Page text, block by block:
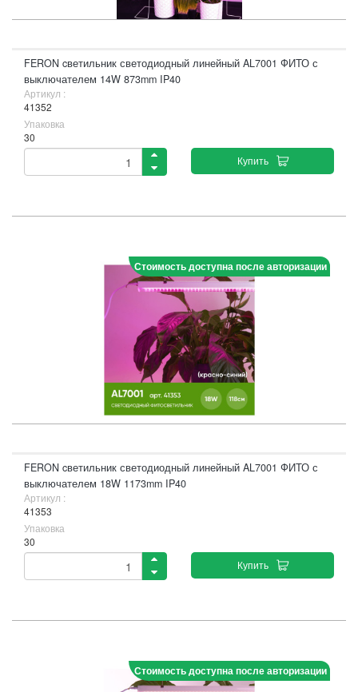
FERON cветильник светодиодный линейный AL7001 ФИТО с
выключателем 14W 873mm IP40
Артикул :
41352
Упаковка
30
Купить
Стоимость доступна после авторизации
FERON cветильник светодиодный линейный AL7001 ФИТО с
выключателем 18W 1173mm IP40
Артикул :
41353
Упаковка
30
Купить
Стоимость доступна после авторизации